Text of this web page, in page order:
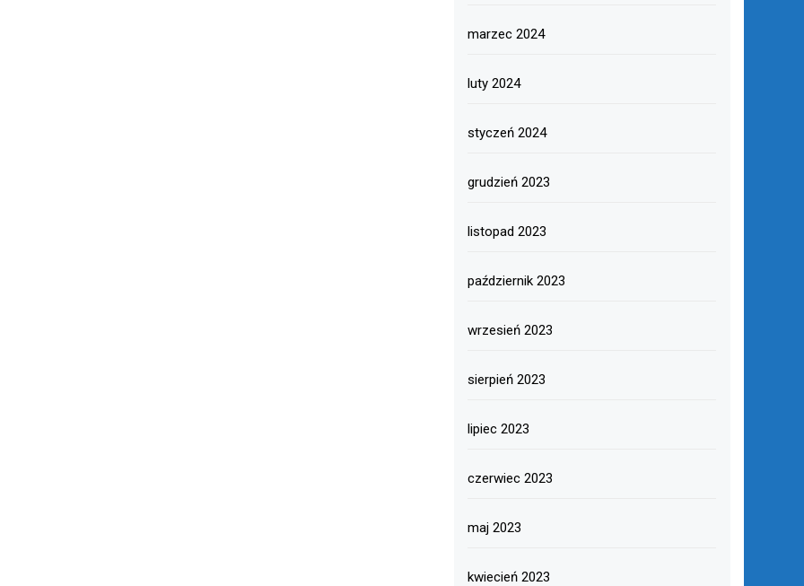
marzec 2024
luty 2024
styczeń 2024
grudzień 2023
listopad 2023
październik 2023
wrzesień 2023
sierpień 2023
lipiec 2023
czerwiec 2023
maj 2023
kwiecień 2023